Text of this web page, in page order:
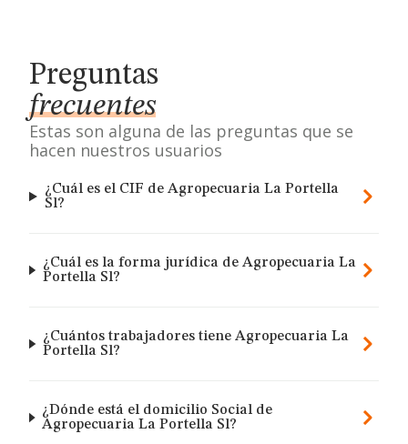
Preguntas
frecuentes
Estas son alguna de las preguntas que se
hacen nuestros usuarios
¿Cuál es el CIF de Agropecuaria La Portella
Sl?
¿Cuál es la forma jurídica de Agropecuaria La
Portella Sl?
¿Cuántos trabajadores tiene Agropecuaria La
Portella Sl?
¿Dónde está el domicilio Social de
Agropecuaria La Portella Sl?